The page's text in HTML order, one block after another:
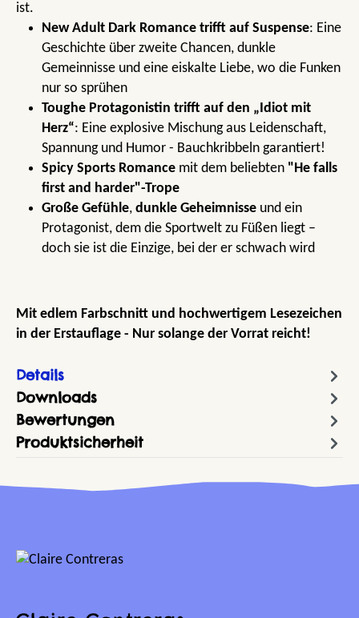
ist.
New Adult Dark Romance trifft auf Suspense: Eine
Geschichte über zweite Chancen, dunkle
Gemeinnisse und eine eiskalte Liebe, wo die Funken
nur so sprühen
Toughe Protagonistin trifft auf den „Idiot mit
Herz“: Eine explosive Mischung aus Leidenschaft,
Spannung und Humor - Bauchkribbeln garantiert!
Spicy Sports Romance mit dem beliebten "He falls
first and harder"-Trope
Große Gefühle, dunkle Geheimnisse und ein
Protagonist, dem die Sportwelt zu Füßen liegt –
doch sie ist die Einzige, bei der er schwach wird
Mit edlem Farbschnitt und hochwertigem Lesezeichen
in der Erstauflage - Nur solange der Vorrat reicht!
Details
Downloads
Bewertungen
Produktsicherheit